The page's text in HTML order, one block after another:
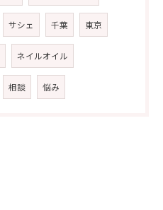
サシェ 千葉 東京
ネイルオイル
相談 悩み